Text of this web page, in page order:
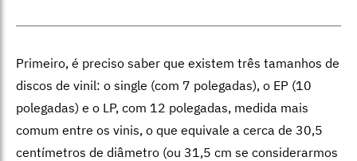
Primeiro, é preciso saber que existem três tamanhos de
discos de vinil: o single (com 7 polegadas), o EP (10
polegadas) e o LP, com 12 polegadas, medida mais
comum entre os vinis, o que equivale a cerca de 30,5
centímetros de diâmetro (ou 31,5 cm se considerarmos